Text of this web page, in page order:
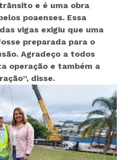
e é uma obra
poaenses. Essa
vigas exigiu que uma
preparada para o
Agradeço a todos
operação e também a
, disse.